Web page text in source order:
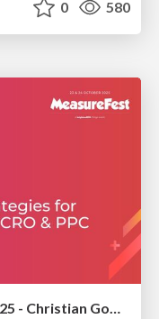
0 580
brightonSEO & MeasureFest 2025 - Christian Goodrich - Winning strategies for Black Friday CRO & PPC